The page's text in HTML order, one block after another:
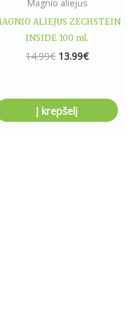
Magnio aliejus
ALIEJUS ZECHSTEIN
INSIDE 100 ml.
14.99€ 13.99€
Į krepšelį